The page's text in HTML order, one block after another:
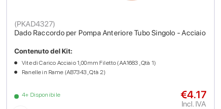
Dado Raccordo per Pompa Anteriore Tubo Singolo - Acciaio
(PKAD4327)
4+ Disponibile
Contenuto del Kit:
Vite di Carico Acciaio 1,00mm Filetto (AA1683 , Qtà 1)
Ranelle in Rame (AB7343 , Qtà 2)
€4.17
Incl. IVA